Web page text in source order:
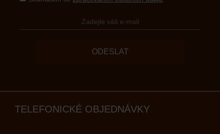
ODESLAT
TELEFONICKÉ OBJEDNÁVKY